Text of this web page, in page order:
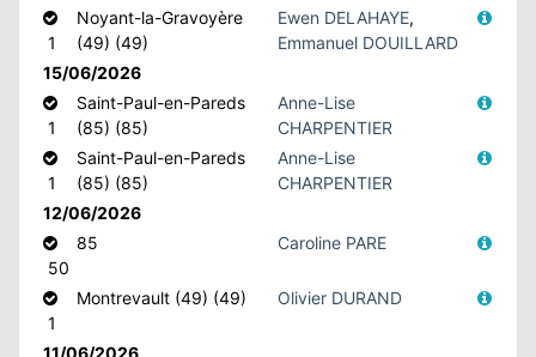
1
Noyant-la-Gravoyère
(49) (49)
Ewen DELAHAYE,
Emmanuel DOUILLARD
15/06/2026
1
Saint-Paul-en-Pareds
(85) (85)
Anne-Lise
CHARPENTIER
1
Saint-Paul-en-Pareds
(85) (85)
Anne-Lise
CHARPENTIER
12/06/2026
50
85 Caroline PARE
1
Montrevault (49) (49) Olivier DURAND